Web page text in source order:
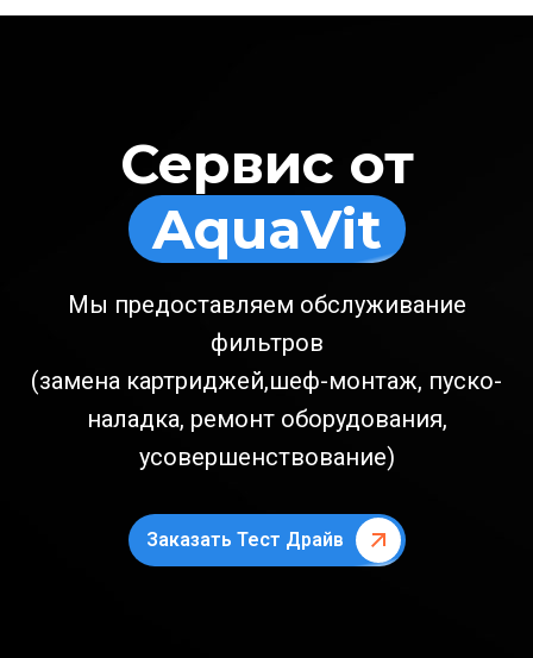
Сервис от
AquaVit
Мы предоставляем обслуживание
фильтров
(замена картриджей,шеф-монтаж, пуско-
наладка, ремонт оборудования,
усовершенствование)
Заказать Тест Драйв